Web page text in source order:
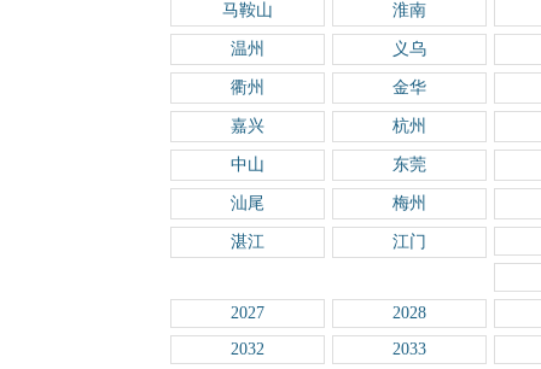
马鞍山 淮南
温州 义乌
衢州 金华
嘉兴 杭州
中山 东莞
汕尾 梅州
湛江 江门
2027
2028
2032
2033